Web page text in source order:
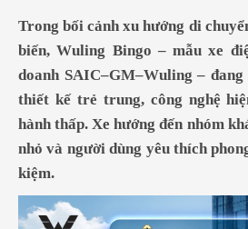
Trong bối cảnh xu hướng di
biến, Wuling Bingo – mẫu xe
doanh SAIC–GM–Wuling –
thiết kế trẻ trung, công nghệ
hành thấp. Xe hướng đến nhóm
nhỏ và người dùng yêu thích
kiệm.